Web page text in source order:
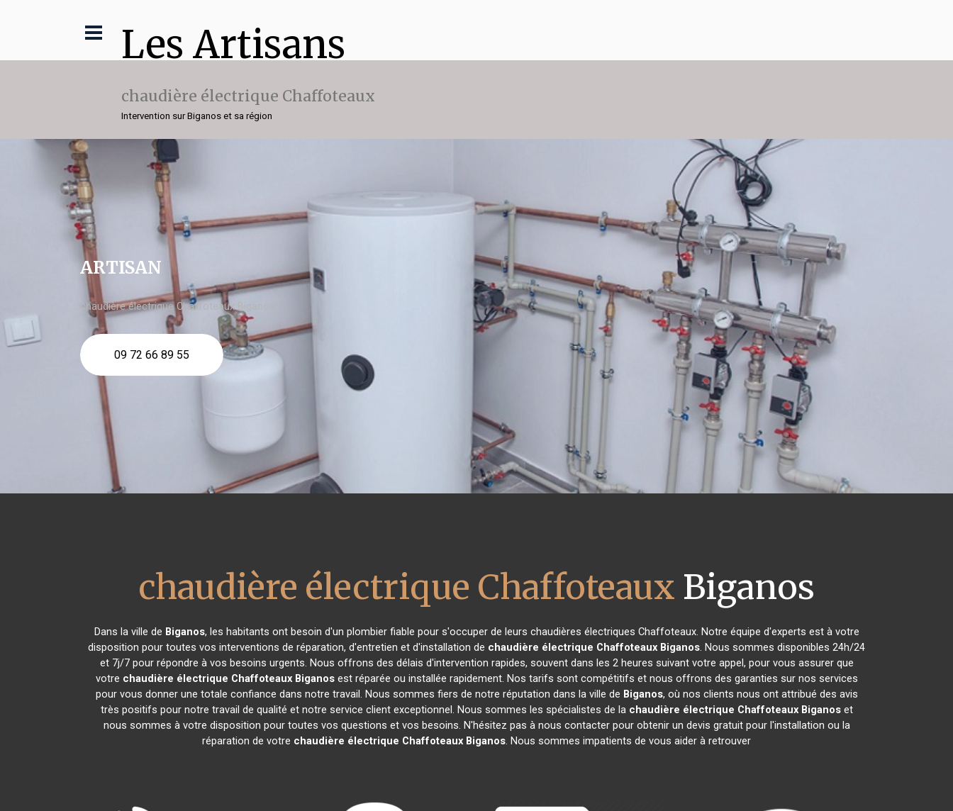
Les Artisans
chaudière électrique Chaffoteaux
Intervention sur Biganos et sa région
ARTISAN
chaudière électrique Chaffoteaux Biganos
09 72 66 89 55
chaudière électrique Chaffoteaux Biganos
Dans la ville de Biganos, les habitants ont besoin d'un plombier fiable pour s'occuper de leurs chaudières électriques Chaffoteaux. Notre équipe d'experts est à votre
disposition pour toutes vos interventions de réparation, d'entretien et d'installation de chaudière électrique Chaffoteaux Biganos. Nous sommes disponibles 24h/24
et 7j/7 pour répondre à vos besoins urgents. Nous offrons des délais d'intervention rapides, souvent dans les 2 heures suivant votre appel, pour vous assurer que
votre chaudière électrique Chaffoteaux Biganosest réparée ou installée rapidement. Nos tarifs sont compétitifs et nous offrons des garanties sur nos services
pour vous donner une totale confiance dans notre travail. Nous sommes fiers de notre réputation dans la ville de Biganos, où nos clients nous ont attribué des avis
très positifs pour notre travail de qualité et notre service client exceptionnel. Nous sommes les spécialistes de la chaudière électrique Chaffoteaux Biganoset
nous sommes à votre disposition pour toutes vos questions et vos besoins. N'hésitez pas à nous contacter pour obtenir un devis gratuit pour l'installation ou la
réparation de votre chaudière électrique Chaffoteaux Biganos. Nous sommes impatients de vous aider à retrouver